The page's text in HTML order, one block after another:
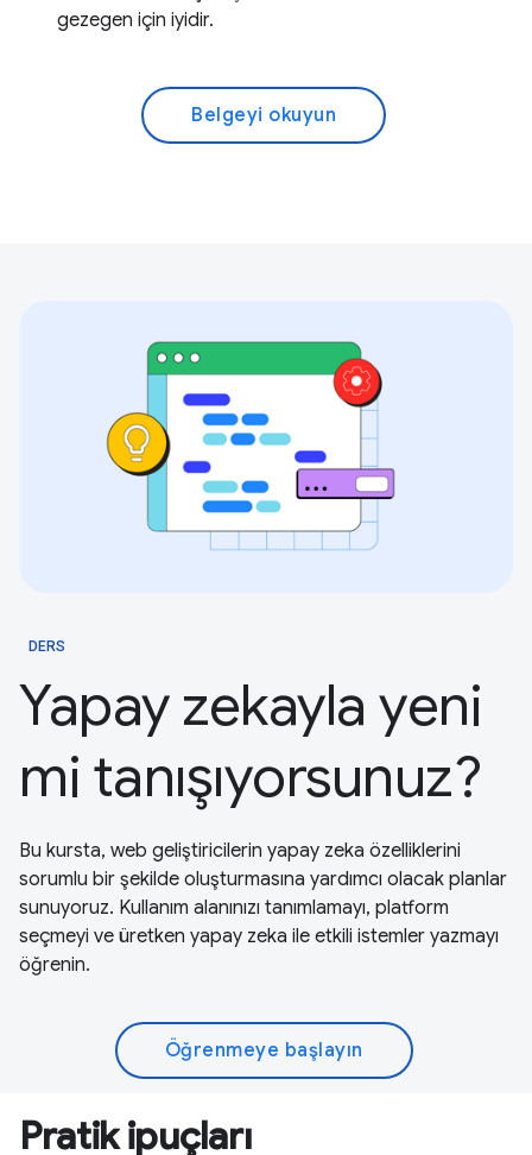
gezegen için iyidir.
Belgeyi okuyun
DERS
Yapay zekayla yeni
mi tanışıyorsunuz?
Bu kursta, web geliştiricilerin yapay zeka özelliklerini
sorumlu bir şekilde oluşturmasına yardımcı olacak planlar
sunuyoruz. Kullanım alanınızı tanımlamayı, platform
seçmeyi ve üretken yapay zeka ile etkili istemler yazmayı
öğrenin.
Öğrenmeye başlayın
Pratik ipuçları